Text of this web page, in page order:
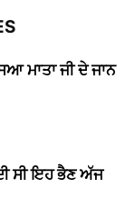
ਮਾਤਾ ਜੀ ਦੇ ਜਾਨ
ਸੀ ਇਹ ਭੈਣ ਅੱਜ